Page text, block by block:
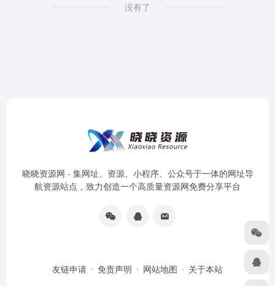
没有了
晓晓资源网 - 集网址、资源、小程序、公众号于一体的网址导
航资源站点，致力创造一个高质量资源网免费分享平台
友链申请 免责声明 网站地图 关于本站